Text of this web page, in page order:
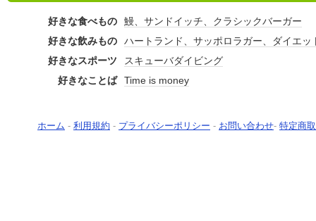
好きな食べもの
鰻、サンドイッチ、クラシックバーガー
好きな飲みもの
ハートランド、サッポロラガー、ダイエッ
好きなスポーツ
スキューバダイビング
好きなことば
Time is money
ホーム - 利用規約 - プライバシーポリシー - お問い合わせ- 特定商